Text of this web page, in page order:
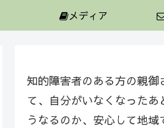
メディア
知的障害者のある方の親御
て、自分がいなくなったあ
うなるのか、安心して地域